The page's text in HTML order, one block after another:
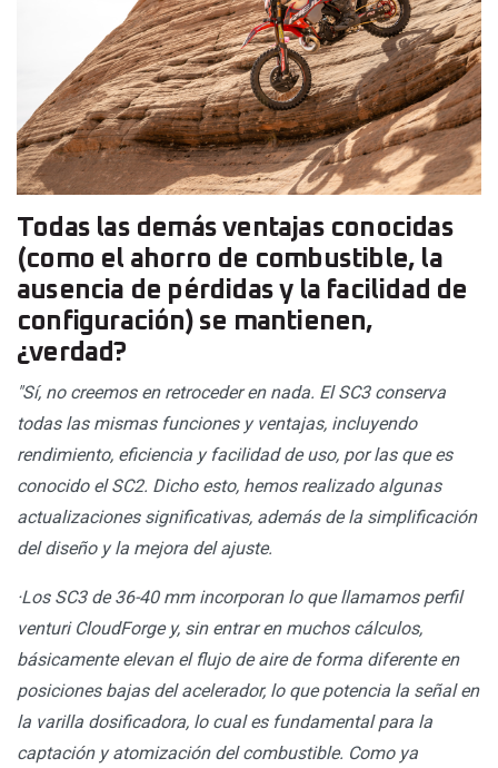
Todas las demás ventajas conocidas
(como el ahorro de combustible, la
ausencia de pérdidas y la facilidad de
configuración) se mantienen,
¿verdad?
"Sí, no creemos en retroceder en nada. El SC3 conserva
todas las mismas funciones y ventajas, incluyendo
rendimiento, eficiencia y facilidad de uso, por las que es
conocido el SC2. Dicho esto, hemos realizado algunas
actualizaciones significativas, además de la simplificación
del diseño y la mejora del ajuste.
·Los SC3 de 36-40 mm incorporan lo que llamamos perfil
venturi CloudForge y, sin entrar en muchos cálculos,
básicamente elevan el flujo de aire de forma diferente en
posiciones bajas del acelerador, lo que potencia la señal en
la varilla dosificadora, lo cual es fundamental para la
captación y atomización del combustible. Como ya